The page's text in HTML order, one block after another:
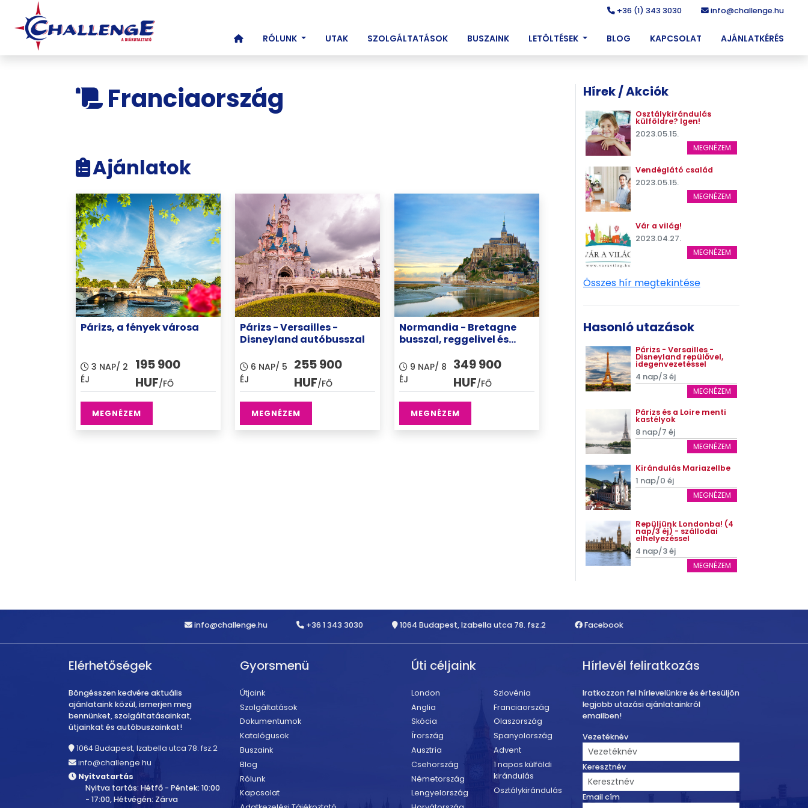
+36 (1) 343 3030 info@challenge.hu
(CURRENT)
RÓLUNK UTAK SZOLGÁLTATÁSOK BUSZAINK LETÖLTÉSEK BLOG KAPCSOLAT AJÁNLATKÉRÉS
Franciaország
Ajánlatok
Párizs, a fények városa
3 NAP/ 2
ÉJ
195 900
HUF/FŐ
MEGNÉZEM
Párizs - Versailles -
Disneyland autóbusszal
6 NAP/ 5
ÉJ
255 900
HUF/FŐ
MEGNÉZEM
Normandia - Bretagne
busszal, reggelivel és
9 NAP/ 8
ÉJ
349 900
HUF/FŐ
MEGNÉZEM
Hírek / Akciók
Osztálykirándulás
külföldre? Igen!
2023.05.15.
MEGNÉZEM
Vendéglátó család
2023.05.15.
MEGNÉZEM
Vár a világ!
2023.04.27.
MEGNÉZEM
Összes hír megtekintése
Hasonló utazások
Párizs - Versailles -
Disneyland repülővel,
idegenvezetéssel
4 nap/3 éj
MEGNÉZEM
Párizs és a Loire menti
kastélyok
8 nap/7 éj
MEGNÉZEM
Kirándulás Mariazellbe
1 nap/0 éj
MEGNÉZEM
Repüljünk Londonba! (4
nap/3 éj) - szállodai
elhelyezéssel
4 nap/3 éj
MEGNÉZEM
info@challenge.hu +36 1 343 3030 1064 Budapest, Izabella utca 78. fsz.2 Facebook
Elérhetőségek
Böngésszen kedvére aktuális
ajánlataink közül, ismerjen meg
bennünket, szolgáltatásainkat,
útjainkat és autóbuszainkat!
1064 Budapest, Izabella utca 78. fsz.2
info@challenge.hu
Nyitvatartás
Nyitva tartás: Hétfő - Péntek: 10:00
- 17:00, Hétvégén: Zárva
Gyorsmenü
Útjaink
Szolgáltatások
Dokumentumok
Katalógusok
Buszaink
Blog
Rólunk
Kapcsolat
Úti céljaink
London
Anglia
Skócia
Írország
Ausztria
Csehország
Németország
Lengyelország
Szlovénia
Franciaország
Olaszország
Spanyolország
Advent
1 napos külföldi
kirándulás
Osztálykirándulás
Hírlevél feliratkozás
Iratkozzon fel hírlevelünkre és értesüljön
legjobb utazási ajánlatainkról
emailben!
Vezetéknév
Keresztnév
Email cím